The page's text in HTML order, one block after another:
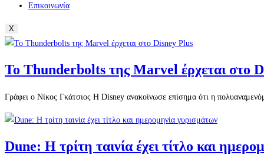
Επικοινωνία
X
Το Thunderbolts της Marvel έρχεται στο
Γράφει ο Νίκος Γκάτσιος Η Disney ανακοίνωσε επίσημα ότι η
Dune: Η τρίτη ταινία έχει τίτλο και